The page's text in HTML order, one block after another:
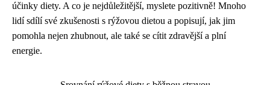
účinky diety. A co je nejdůležitější, myslete pozitivně! Mnoho
lidí sdílí své zkušenosti s rýžovou dietou a popisují, jak jim
pomohla nejen zhubnout, ale také se cítit zdravější a plní
energie.